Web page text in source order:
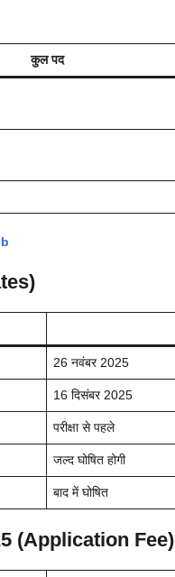
कुल पद
26 नवंबर 2025
16 दिसंबर 2025
परीक्षा से पहले
जल्द घोषित होगी
बाद में घोषित
(Application Fee)